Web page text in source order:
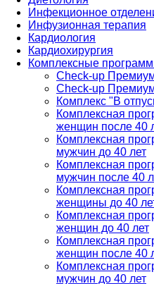
Инфекционное
Инфузионная терапия
Кардиология
Кардиохирургия
Комплексные
Check-up
Check-up
Комплекс "В
Комплексная
женщин после 40
Комплексная
мужчин до 40 лет
Комплексная
мужчин после 40
Комплексная
женщины до 40
Комплексная
женщин до 40 лет
Комплексная
женщин после 40
Комплексная
мужчин до 40 лет